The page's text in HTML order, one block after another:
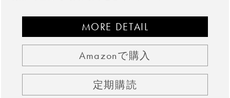
MORE DETAIL
Amazonで購入
定期購読